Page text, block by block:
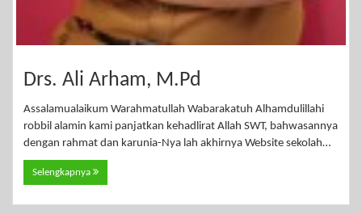
Drs. Ali Arham, M.Pd
Assalamualaikum Warahmatullah Wabarakatuh Alhamdulillahi
robbil alamin kami panjatkan kehadlirat Allah SWT, bahwasannya
dengan rahmat dan karunia-Nya lah akhirnya Website sekolah…
Selengkapnya